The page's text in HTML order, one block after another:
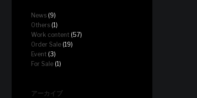
News (9)
Others (1)
Work content (57)
Order Sale (19)
Event (3)
For Sale (1)
アーカイブ